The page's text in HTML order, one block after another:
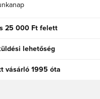
25 000 Ft felett
lehetőség
vásárló 1995 óta